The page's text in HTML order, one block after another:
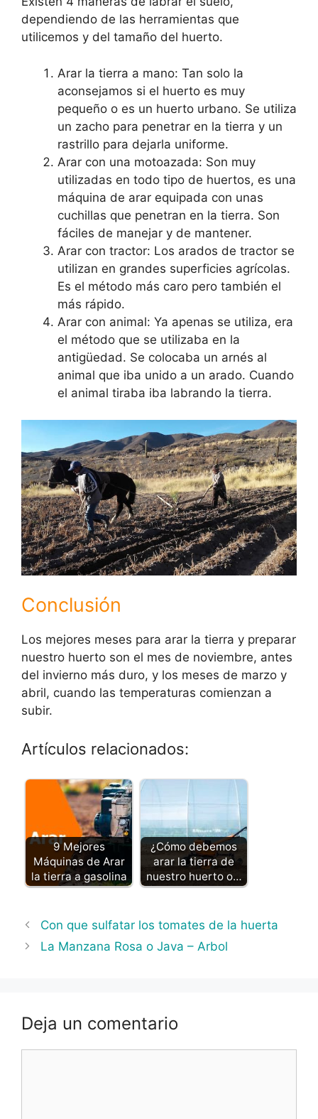
dependiendo de las herramientas que
utilicemos y del tamaño del huerto.
Arar la tierra a mano: Tan solo la
aconsejamos si el huerto es muy
pequeño o es un huerto urbano. Se utiliza
un zacho para penetrar en la tierra y un
rastrillo para dejarla uniforme.
Arar con una motoazada: Son muy
utilizadas en todo tipo de huertos, es una
máquina de arar equipada con unas
cuchillas que penetran en la tierra. Son
fáciles de manejar y de mantener.
Arar con tractor: Los arados de tractor se
utilizan en grandes superficies agrícolas.
Es el método más caro pero también el
más rápido.
Arar con animal: Ya apenas se utiliza, era
el método que se utilizaba en la
antigüedad. Se colocaba un arnés al
animal que iba unido a un arado. Cuando
el animal tiraba iba labrando la tierra.
Conclusión
Los mejores meses para arar la tierra y preparar
nuestro huerto son el mes de noviembre, antes
del invierno más duro, y los meses de marzo y
abril, cuando las temperaturas comienzan a
subir.
Artículos relacionados:
9 Mejores
Máquinas de Arar
la tierra a gasolina
¿Cómo debemos
arar la tierra de
nuestro huerto o…
Con que sulfatar los tomates de la huerta
La Manzana Rosa o Java – Arbol
Deja un comentario